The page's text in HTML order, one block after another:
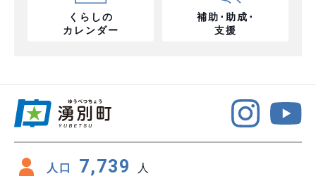
くらしの
カレンダー
補助･助成･
支援
人口 7,739 人